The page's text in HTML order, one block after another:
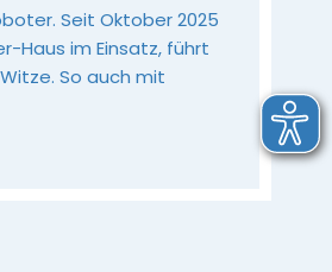
Seit Oktober 2025
Haus im Einsatz, führt
So auch mit